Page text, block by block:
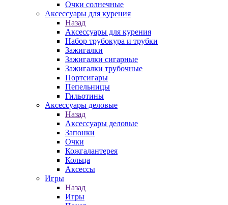
Очки солнечные
Аксессуары для курения
Назад
Аксессуары для курения
Набор трубокура и трубки
Зажигалки
Зажигалки сигарные
Зажигалки трубочные
Портсигары
Пепельницы
Гильотины
Аксессуары деловые
Назад
Аксессуары деловые
Запонки
Очки
Кожгалантерея
Кольца
Аксессы
Игры
Назад
Игры